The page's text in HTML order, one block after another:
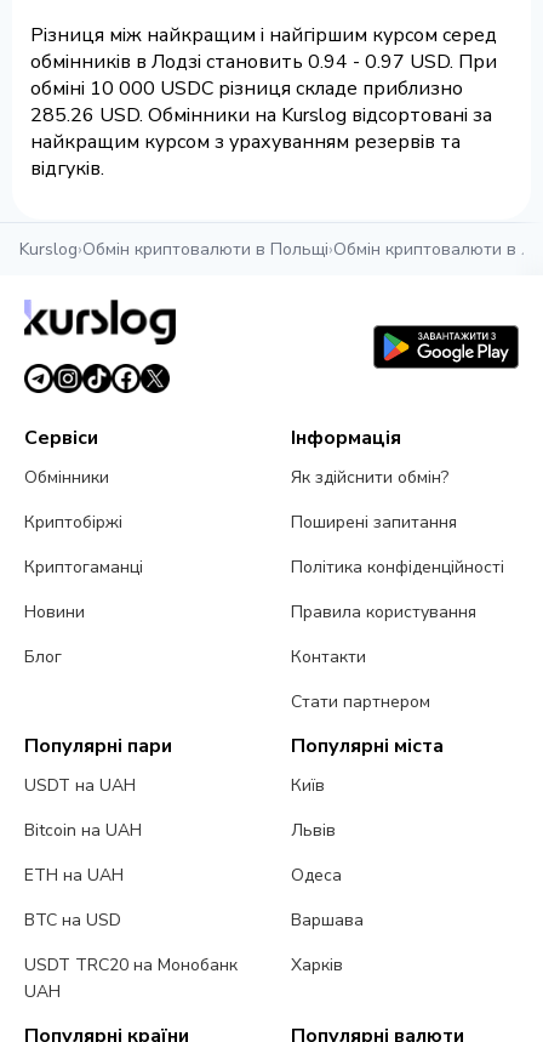
Різниця між найкращим і найгіршим курсом серед
обмінників в Лодзі становить 0.94 - 0.97 USD. При
обміні 10 000 USDC різниця складе приблизно
285.26 USD. Обмінники на Kurslog відсортовані за
найкращим курсом з урахуванням резервів та
відгуків.
Kurslog›Обмін криптовалюти в Польщі›Обмін криптовалюти в
Сервіси
Обмінники
Криптобіржі
Криптогаманці
Новини
Блог
Інформація
Як здійснити обмін?
Поширені запитання
Політика конфіденційності
Правила користування
Контакти
Стати партнером
Популярні пари
USDT на UAH
Bitcoin на UAH
ETH на UAH
BTC на USD
USDT TRC20 на Монобанк
UAH
Популярні міста
Київ
Львів
Одеса
Варшава
Харків
Популярні країни Популярні валюти